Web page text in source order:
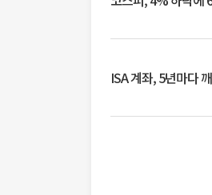
ISA 계좌, 5년마다